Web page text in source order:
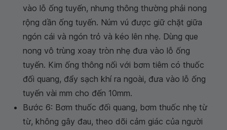
vào lỗ ống tuyến, nhưng thông thường phải nong
rộng dần ống tuyến. Núm vú được giữ chặt giữa
ngón cái và ngón trỏ và kéo lên nhẹ. Dùng que
nong vô trùng xoay tròn nhẹ đưa vào lỗ ống
tuyến. Kim ống thông nối với bơm tiêm có thuốc
đối quang, đẩy sạch khí ra ngoài, đưa vào lỗ ống
tuyến vài mm cho đến 10mm.
Bước 6: Bơm thuốc đối quang, bơm thuốc nhẹ từ
từ, không gây đau, theo dõi cảm giác của người